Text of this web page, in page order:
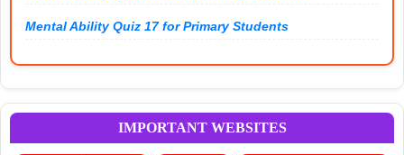
Mental Ability Quiz 17 for Primary Students
IMPORTANT WEBSITES